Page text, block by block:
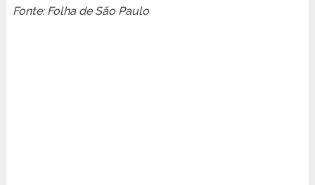
Fonte: Folha de São Paulo